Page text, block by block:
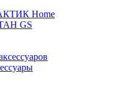
Home
GS